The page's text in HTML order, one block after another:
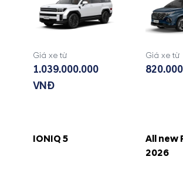
Giá xe từ
1.039.000.000
VNĐ
Giá xe từ
IONIQ 5
All new
2026